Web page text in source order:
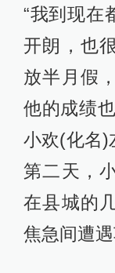
“我到现在
开朗，也
放半月假
他的成绩
小欢(化名)
第二天，
在县城的
焦急间遭遇